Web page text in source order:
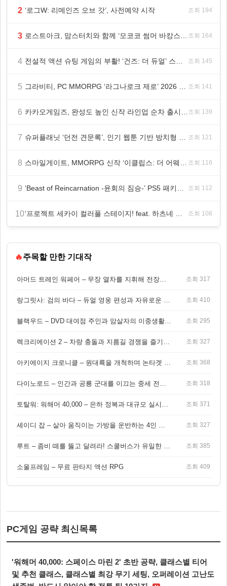
2 ‘로그W: 리메인즈 오브 갓’, 사전예약 시작 조회 194
3 조회 164
4 조회 145
5 조회 141
6 조회 139
7 조회 121
8 조회 116
9 조회 112
10 조회 108
🔥주목할 만한 기대작
조회 317
조회 410
조회 295
조회 327
조회 368
조회 318
조회 371
조회 327
조회 385
소울프레임 – 무료 판타지 액션 RPG 조회 409
PC게임 공략 최신목록
'워해머 40,000: 스페이스 마린 2' 초반 공략, 클래스별 티어
및 추천 클래스, 클래스별 최강 무기 세팅, 오퍼레이션 고난도